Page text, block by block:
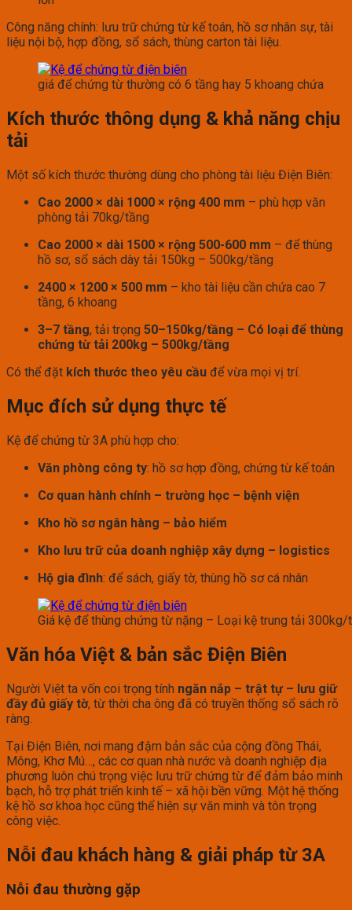
Công năng chính: lưu trữ chứng từ kế toán, hồ sơ nhân sự, tài
liệu nội bộ, hợp đồng, sổ sách, thùng carton tài liệu.
giá để chứng từ thường có 6 tầng hay 5 khoang chứa
Kích thước thông dụng & khả năng chịu
tải
Một số kích thước thường dùng cho phòng tài liệu Điện Biên:
Cao 2000 × dài 1000 × rộng 400 mm – phù hợp văn
phòng tải 70kg/tầng
Cao 2000 × dài 1500 × rộng 500-600 mm – để thùng
hồ sơ, sổ sách dày tải 150kg – 500kg/tầng
2400 × 1200 × 500 mm – kho tài liệu cần chứa cao 7
tầng, 6 khoang
3–7 tầng, tải trọng 50–150kg/tầng – Có loại để thùng
chứng từ tải 200kg – 500kg/tầng
Có thể đặt kích thước theo yêu cầu để vừa mọi vị trí.
Mục đích sử dụng thực tế
Kệ để chứng từ 3A phù hợp cho:
Văn phòng công ty: hồ sơ hợp đồng, chứng từ kế toán
Cơ quan hành chính – trường học – bệnh viện
Kho hồ sơ ngân hàng – bảo hiểm
Kho lưu trữ của doanh nghiệp xây dựng – logistics
Hộ gia đình: để sách, giấy tờ, thùng hồ sơ cá nhân
Giá kệ để thùng chứng từ nặng – Loại kệ trung tải 300kg/
Văn hóa Việt & bản sắc Điện Biên
Người Việt ta vốn coi trọng tính ngăn nắp – trật tự – lưu giữ
đầy đủ giấy tờ, từ thời cha ông đã có truyền thống sổ sách rõ
ràng.
Tại Điện Biên, nơi mang đậm bản sắc của cộng đồng Thái,
Mông, Khơ Mú…, các cơ quan nhà nước và doanh nghiệp địa
phương luôn chú trọng việc lưu trữ chứng từ để đảm bảo minh
bạch, hỗ trợ phát triển kinh tế – xã hội bền vững. Một hệ thống
kệ hồ sơ khoa học cũng thể hiện sự văn minh và tôn trọng
công việc.
Nỗi đau khách hàng & giải pháp từ 3A
Nỗi đau thường gặp